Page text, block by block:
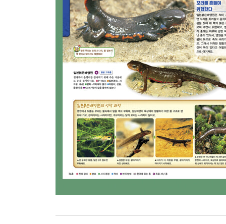
독화살개구리 무리 138
두꺼비 무리 140
유리개구리 무리 142
황금개구리 등의 무리 142
산청개구리 무리 143
만텔라 무리 145
개구리 무리 146
아프리카황소개구리 무리 150